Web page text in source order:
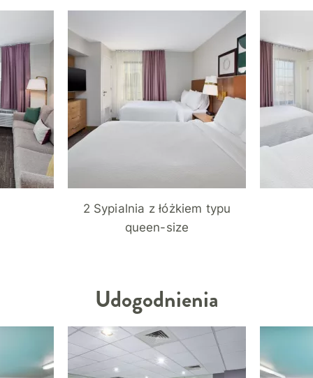
2 Sypialnia z łóżkiem typu
queen-size
Udogodnienia